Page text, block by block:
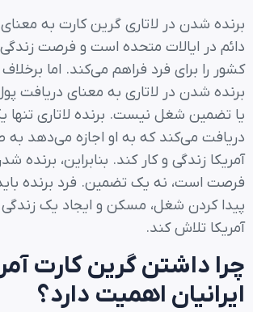
برنده شدن در لاتاری گرین کارت به
دائم در ایالات متحده است و فرصت زندگی
کشور را برای فرد فراهم می‌کند. اما برخلاف
برنده شدن در لاتاری به معنای دریافت
یا تضمین شغل نیست. برنده لاتاری تنها
دریافت می‌کند که به او اجازه می‌دهد به
آمریکا زندگی و کار کند. بنابراین، برنده
فرصت است، نه یک تضمین. فرد برنده
پیدا کردن شغل، مسکن و ایجاد یک
آمریکا تلاش کند.
چرا داشتن گرین کارت
ایرانیان اهمیت دارد؟